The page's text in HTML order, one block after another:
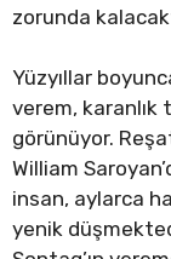
zorunda
Yüzyıllar
verem, karanlık
görünüyor.
William
insan, aylarca
yenik